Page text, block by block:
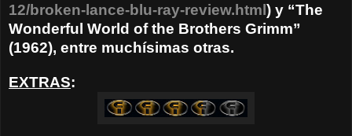
12/broken-lance-blu-ray-review.html) y “The
Wonderful World of the Brothers Grimm”
(1962), entre muchísimas otras.
EXTRAS: